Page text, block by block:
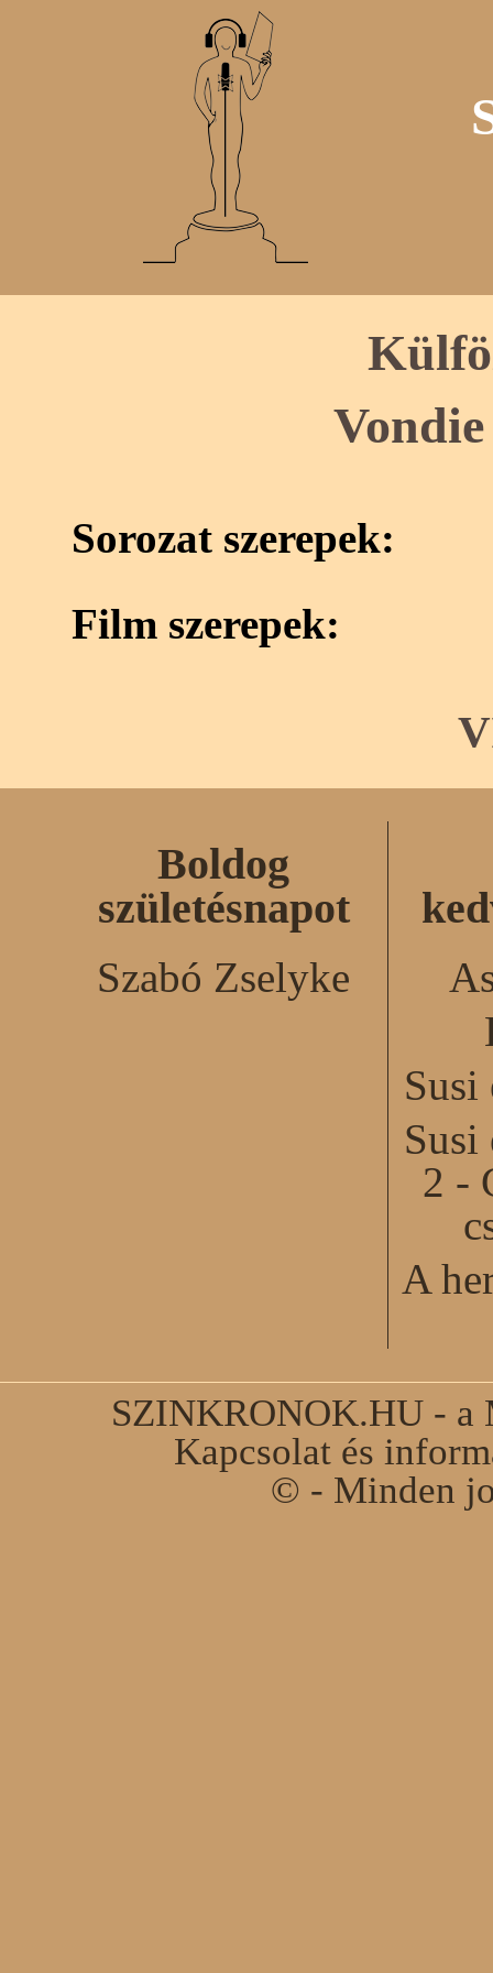
Sorozat szerepek:
Film szerepek:
Boldog
születésnapot
Szabó Zselyke
Susi
Susi
2 -
A
SZINKRONOK.HU - a
Kapcsolat és
© - Minden